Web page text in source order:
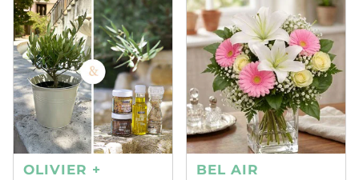
OLIVIER +
BEL AIR